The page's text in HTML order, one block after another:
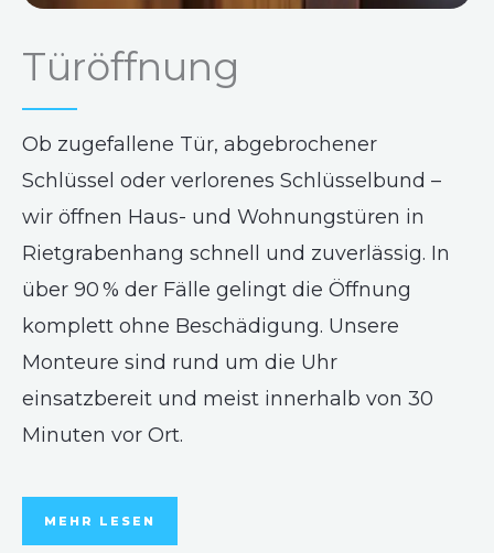
Türöffnung
Ob zugefallene Tür, abgebrochener
Schlüssel oder verlorenes Schlüsselbund –
wir öffnen Haus- und Wohnungstüren in
Rietgrabenhang schnell und zuverlässig. In
über 90 % der Fälle gelingt die Öffnung
komplett ohne Beschädigung. Unsere
Monteure sind rund um die Uhr
einsatzbereit und meist innerhalb von 30
Minuten vor Ort.
MEHR LESEN